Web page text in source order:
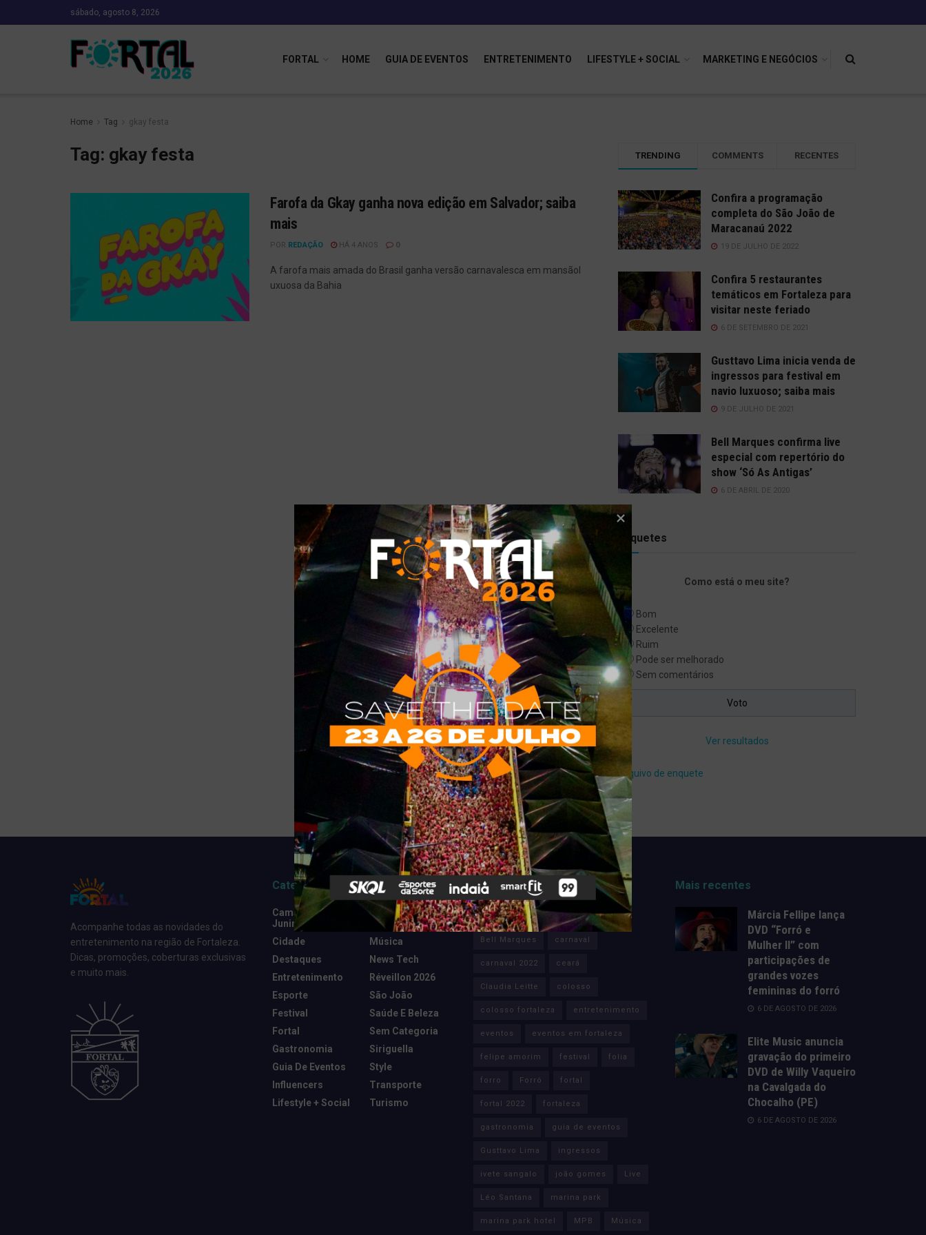
sábado, agosto 8, 2026
FORTAL HOME GUIA DE EVENTOS ENTRETENIMENTO LIFESTYLE + SOCIAL MARKETING E NEGÓCIOS
Home Tag gkay festa
Tag: gkay festa
Farofa da Gkay ganha nova edição em Salvador; saiba
mais
POR REDAÇÃO HÁ 4 ANOS 0
A farofa mais amada do Brasil ganha versão carnavalesca em mansãol
uxuosa da Bahia
TRENDING COMMENTS RECENTES
Confira a programação
completa do São João de
Maracanaú 2022
19 DE JULHO DE 2022
Confira 5 restaurantes
temáticos em Fortaleza para
visitar neste feriado
6 DE SETEMBRO DE 2021
Gusttavo Lima inicia venda de
ingressos para festival em
navio luxuoso; saiba mais
9 DE JULHO DE 2021
Bell Marques confirma live
especial com repertório do
show ‘Só As Antigas’
6 DE ABRIL DE 2020
Enquetes
Como está o meu site?
Bom
Excelente
Ruim
Pode ser melhorado
Sem comentários
Ver resultados
Arquivo de enquete
Acompanhe todas as novidades do
entretenimento na região de Fortaleza.
Dicas, promoções, coberturas exclusivas
e muito mais.
Categorias
Camarote Vip
Junino
Cidade
Destaques
Entretenimento
Esporte
Festival
Fortal
Gastronomia
Guia De Eventos
Influencers
Lifestyle + Social
Marketing E
Negócios
Música
News Tech
Réveillon 2026
São João
Saúde E Beleza
Sem Categoria
Siriguella
Style
Transporte
Turismo
Tags
Anitta Axé Banda Eva
Bell Marques carnaval
carnaval 2022 ceará
Claudia Leitte colosso
colosso fortaleza entretenimento
eventos eventos em fortaleza
felipe amorim festival folia
forro Forró fortal
fortal 2022 fortaleza
gastronomia guia de eventos
Gusttavo Lima ingressos
ivete sangalo joão gomes Live
Léo Santana marina park
marina park hotel MPB Música
Mais recentes
Márcia Fellipe lança
DVD “Forró e
Mulher II” com
participações de
grandes vozes
femininas do forró
6 DE AGOSTO DE 2026
Elite Music anuncia
gravação do primeiro
DVD de Willy Vaqueiro
na Cavalgada do
Chocalho (PE)
6 DE AGOSTO DE 2026